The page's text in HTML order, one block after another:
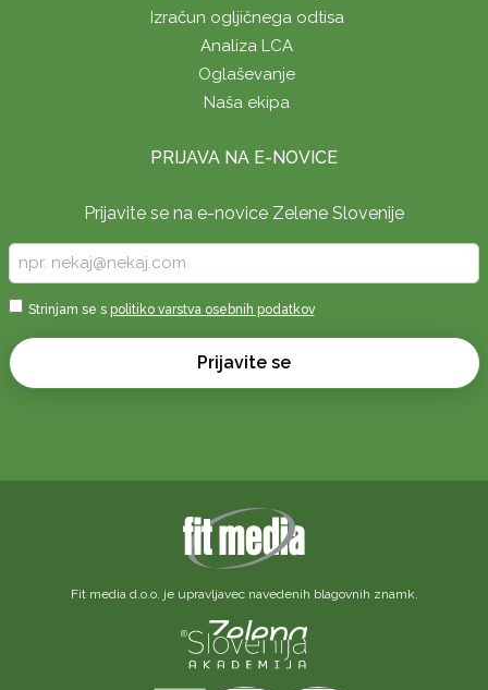
Izračun ogljičnega odtisa
Analiza LCA
Oglaševanje
Naša ekipa
PRIJAVA NA E-NOVICE
Prijavite se na e-novice Zelene Slovenije
e-
Sprejmi
*
Strinjam se s politiko varstva osebnih podatkov
Prijavite se
Fit media d.o.o. je upravljavec navedenih blagovnih znamk.